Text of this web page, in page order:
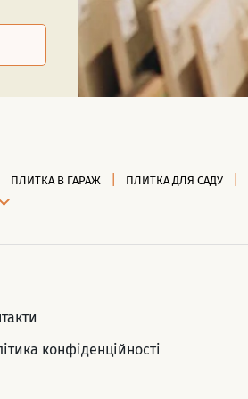
ПЛИТКА В ГАРАЖ ПЛИТКА ДЛЯ САДУ
конфіденційності